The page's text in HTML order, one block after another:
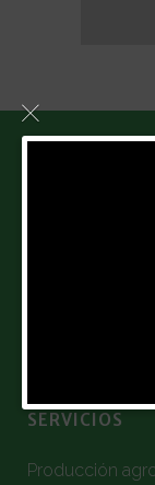
SERVICIOS
Producción